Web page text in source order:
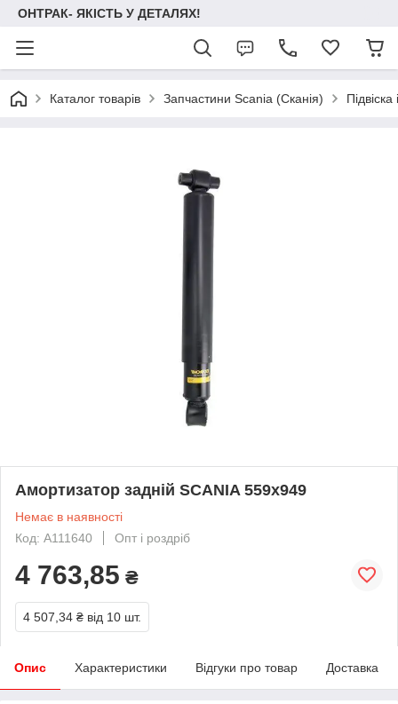
ОНТРАК- ЯКІСТЬ У ДЕТАЛЯХ!
Каталог товарів Запчастини Scania (Сканія)
Амортизатор задній SCANIA 559x949
Немає в наявності
Код: A111640
Опт і роздріб
4 763,85 ₴
4 507,34 ₴ від 10 шт.
Опис Характеристики Відгуки про товар Доставка